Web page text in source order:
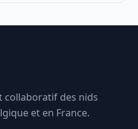
collaboratif des nids
et en France.